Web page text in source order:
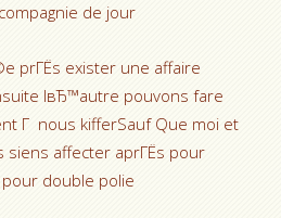
de jour
prГЁs exister une affaire
lвЂ™autre pouvons fare
Г nous kifferSauf Que moi et
siens affecter aprГЁs pour
double polie